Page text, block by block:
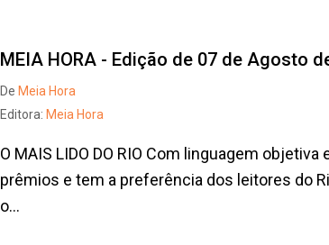
MEIA HORA - Edição de 07 de Agosto
De Meia Hora
Editora: Meia Hora
O MAIS LIDO DO RIO Com linguagem
prêmios e tem a preferência dos leitores do
o...